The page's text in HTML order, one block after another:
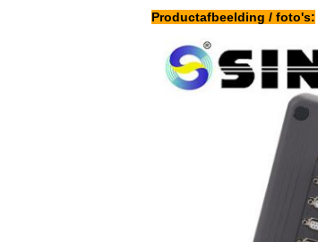
Productafbeelding / foto's: